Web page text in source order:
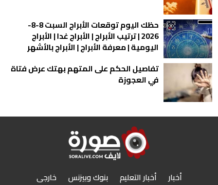
حظك اليوم توقعات الأبراج السبت 8-8-
2026 | ترتيب الأبراج | الأبراج غدا | الأبراج
اليومية | معرفة الأبراج | الأبراج بالأشهر
تفاصيل الحكم على المتهم بهتك عرض فتاة
في العجوزة
أخبار أخبار التعليم بنوك وبيزنس خارجى